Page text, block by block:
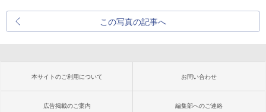
この写真の記事へ
本サイトのご利用について お問い合わせ
広告掲載のご案内 編集部へのご連絡